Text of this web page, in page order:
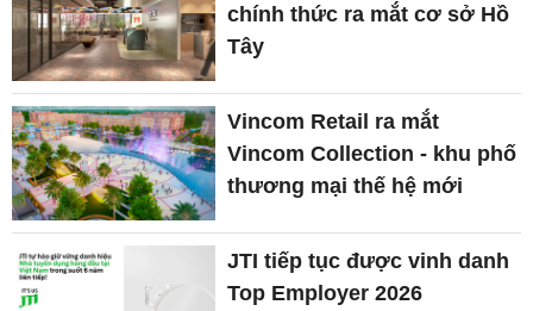
chính thức ra mắt cơ sở Hồ
Tây
Vincom Retail ra mắt
Vincom Collection - khu phố
thương mại thế hệ mới
JTI tiếp tục được vinh danh
Top Employer 2026